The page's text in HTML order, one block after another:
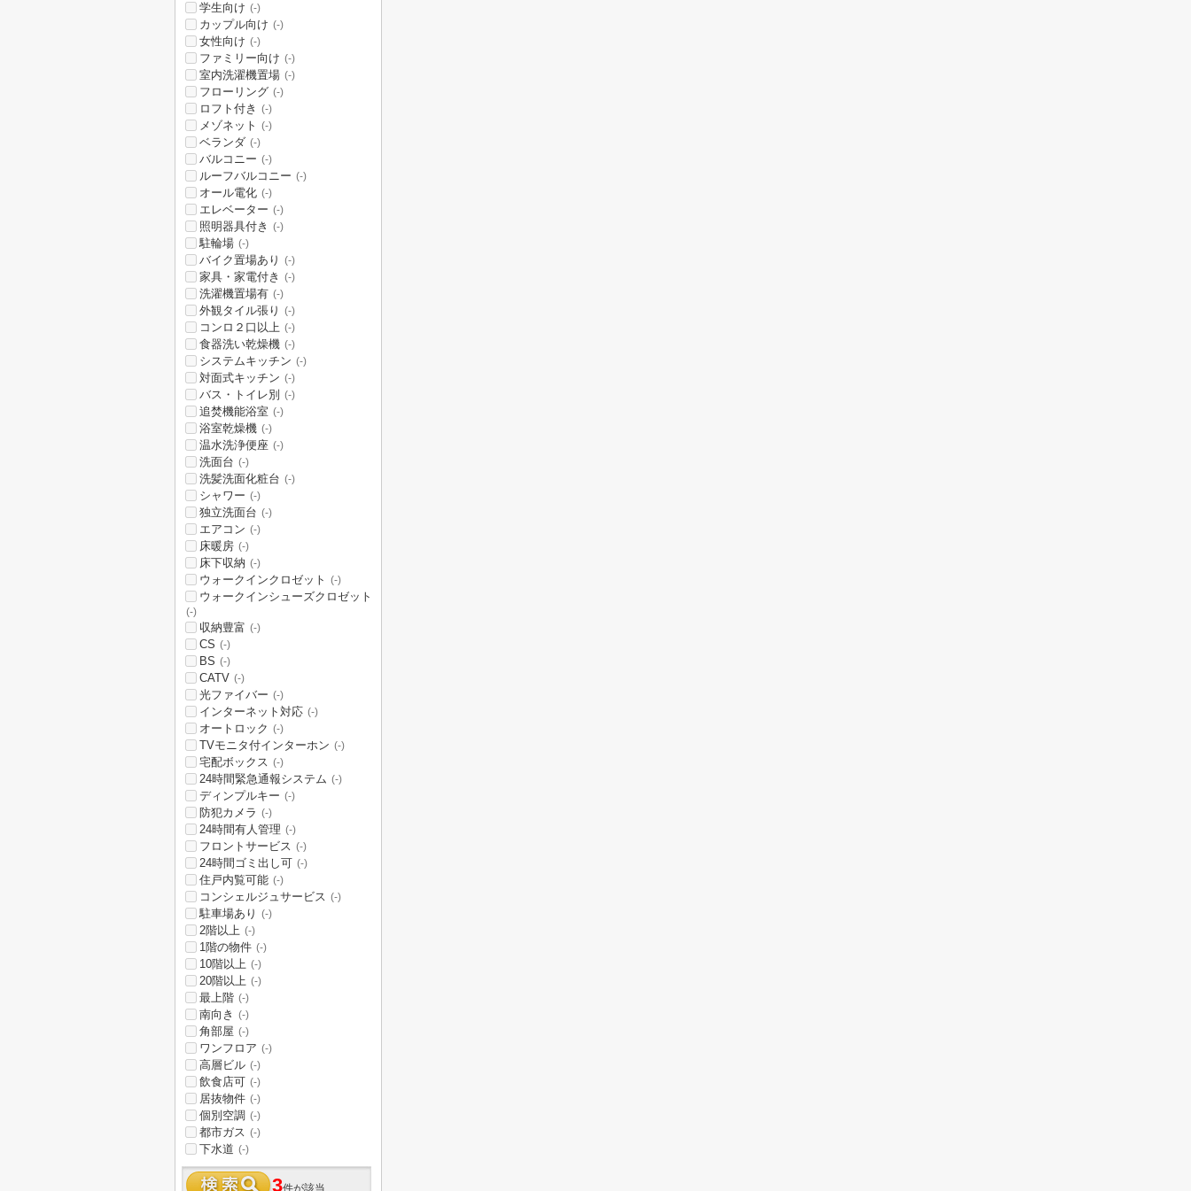
学生向け (-)
カップル向け (-)
女性向け (-)
ファミリー向け (-)
室内洗濯機置場 (-)
フローリング (-)
ロフト付き (-)
メゾネット (-)
ベランダ (-)
バルコニー (-)
ルーフバルコニー (-)
オール電化 (-)
エレベーター (-)
照明器具付き (-)
駐輪場 (-)
バイク置場あり (-)
家具・家電付き (-)
洗濯機置場有 (-)
外観タイル張り (-)
コンロ２口以上 (-)
食器洗い乾燥機 (-)
システムキッチン (-)
対面式キッチン (-)
バス・トイレ別 (-)
追焚機能浴室 (-)
浴室乾燥機 (-)
温水洗浄便座 (-)
洗面台 (-)
洗髪洗面化粧台 (-)
シャワー (-)
独立洗面台 (-)
エアコン (-)
床暖房 (-)
床下収納 (-)
ウォークインクロゼット (-)
ウォークインシューズクロゼット
(-)
収納豊富 (-)
CS (-)
BS (-)
CATV (-)
光ファイバー (-)
インターネット対応 (-)
オートロック (-)
TVモニタ付インターホン (-)
宅配ボックス (-)
24時間緊急通報システム (-)
ディンプルキー (-)
防犯カメラ (-)
24時間有人管理 (-)
フロントサービス (-)
24時間ゴミ出し可 (-)
住戸内覧可能 (-)
コンシェルジュサービス (-)
駐車場あり (-)
2階以上 (-)
1階の物件 (-)
10階以上 (-)
20階以上 (-)
最上階 (-)
南向き (-)
角部屋 (-)
ワンフロア (-)
高層ビル (-)
飲食店可 (-)
居抜物件 (-)
個別空調 (-)
都市ガス (-)
下水道 (-)
3件が該当